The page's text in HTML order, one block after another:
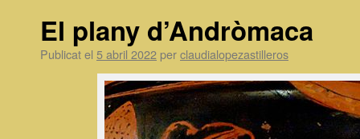
El plany d’Andròmaca
Publicat el 5 abril 2022 perclaudialopezastilleros